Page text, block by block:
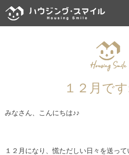
１２月です
みなさん、こんにちは♪♪
１２月になり、慌ただしい日々を送って